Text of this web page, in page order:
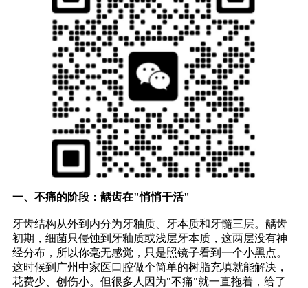
一、不痛的阶段：龋齿在"悄悄干活"
牙齿结构从外到内分为牙釉质、牙本质和牙髓三层。龋齿
初期，细菌只侵蚀到牙釉质或浅层牙本质，这两层没有神
经分布，所以你毫无感觉，只是照镜子看到一个小黑点。
这时候到广州中家医口腔做个简单的树脂充填就能解决，
花费少、创伤小。但很多人因为"不痛"就一直拖着，给了